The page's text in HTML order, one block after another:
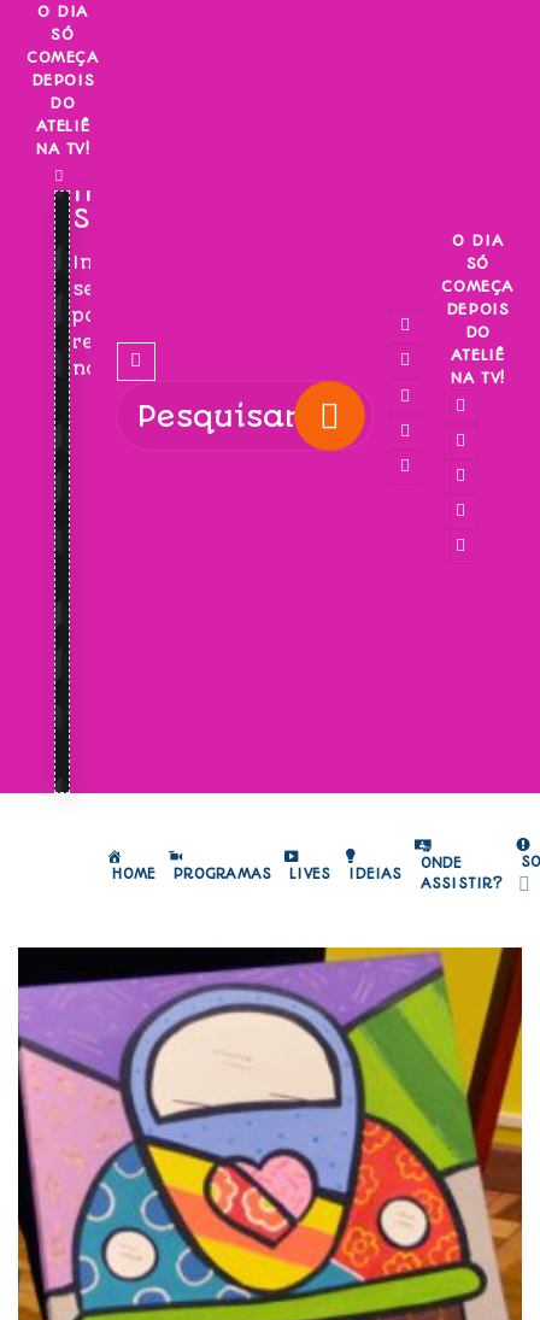
Skip
content
O DIA
SÓ
COMEÇA
DEPOIS
DO
ATELIÊ
NA TV!
INSCREVA-
SE!
Inscreva-
se
para
receber
novidades!
O DIA
SÓ
COMEÇA
DEPOIS
DO
ATELIÊ
NA TV!
HOME PROGRAMAS LIVES IDEIAS
ONDE
ASSISTIR?